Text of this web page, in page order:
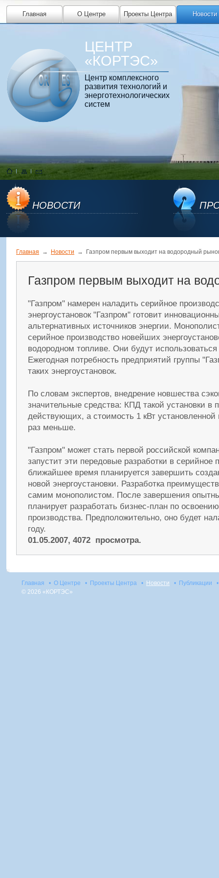
Главная О Центре Проекты Центра Новости
ЦЕНТР
«КОРТЭС»
Центр комплексного
развития технологий и
энерготехнологических
систем
НОВОСТИ
Главная → Новости → Газпром первым выходит на водородный
Газпром первым выходит на
"Газпром" намерен наладить серийное
энергоустановок "Газпром" готовит
альтернативных источников энергии.
серийное производство новейших
водородном топливе. Они будут
Ежегодная потребность предприятий группы
таких энергоустановок.
По словам экспертов, внедрение новшества
значительные средства: КПД такой установки в
действующих, а стоимость 1 кВт
раз меньше.
"Газпром" может стать первой российской
запустит эти передовые разработки в серийное
ближайшее время планируется завершить
новой энергоустановки. Разработка
самим монополистом. После завершения
планирует разработать бизнес-план по
производства. Предположительно, оно будет
году.
01.05.2007, 4072 просмотра.
Главная • О Центре • Проекты Центра • Новости • Публикации
•
© 2026 «КОРТЭС»